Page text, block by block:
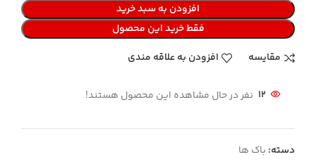
افزودن به سبد خرید
فقط خرید این محصول
مقایسه
افزودن به علاقه مندی
12 نفر در حال مشاهده این محصول هستند!
دسته: باک ها